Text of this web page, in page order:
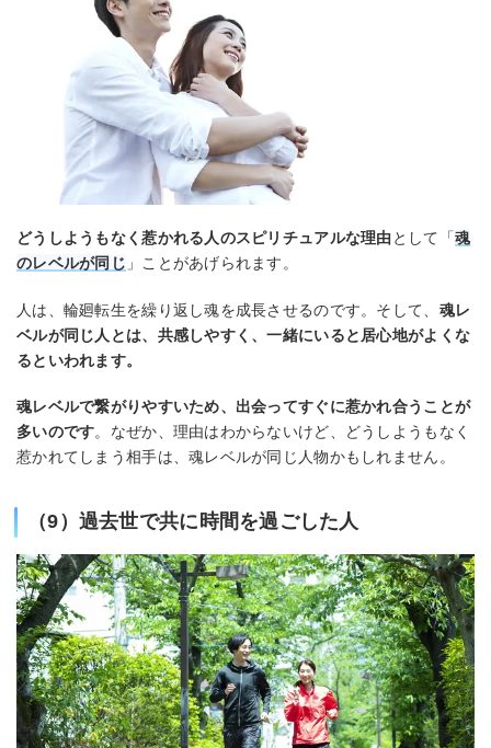
どうしようもなく惹かれる人のスピリチュアルな理由として「魂
のレベルが同じ 」ことがあげられます。
人は、輪廻転生を繰り返し魂を成長させるのです。そして、 魂レ
ベルが同じ人とは、共感しやすく、一緒にいると居心地がよくな
るといわれます。
魂レベルで繋がりやすいため、出会ってすぐに惹かれ合うことが
多いのです。なぜか、理由はわからないけど、どうしようもなく
惹かれてしまう相手は、魂レベルが同じ人物かもしれません。
（9）過去世で共に時間を過ごした人